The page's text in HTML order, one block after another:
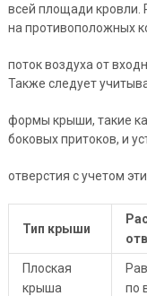
всей площади кровли.
на противоположных
поток воздуха от
Также следует
формы крыши, такие
боковых притоков, и
отверстия с учетом
Тип крыши
Плоская
крыша
по